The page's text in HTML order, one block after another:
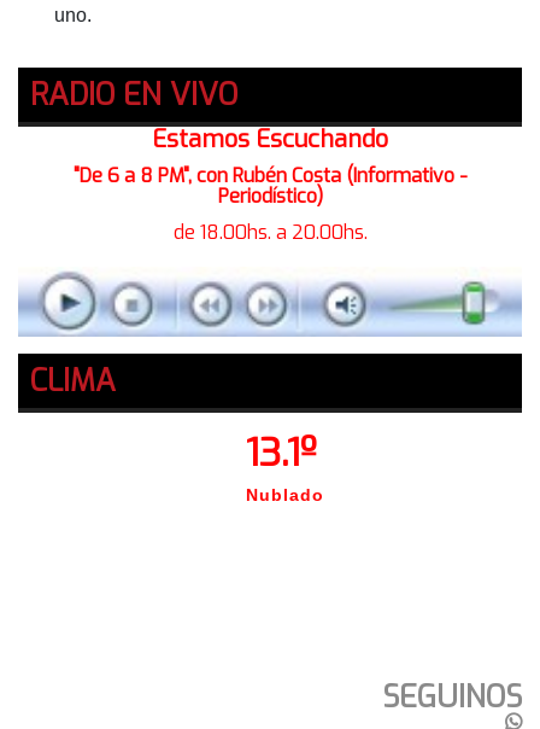
uno.
RADIO EN VIVO
Estamos Escuchando
"De 6 a 8 PM", con Rubén Costa (Informativo -
Periodístico)
de 18.00hs. a 20.00hs.
CLIMA
13.1º
Nublado
SEGUINOS